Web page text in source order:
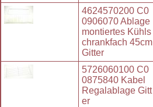
4624570200 C0
0906070 Ablage
montiertes Kühls
chrankfach 45cm
Gitter
5726060100 C0
0875840 Kabel
Regalablage Gitt
er